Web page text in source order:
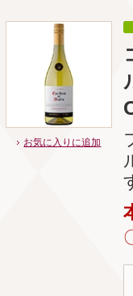
お気に入りに追加